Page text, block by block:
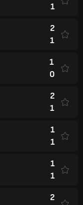
1
2
1
1
0
2
1
1
1
1
1
2